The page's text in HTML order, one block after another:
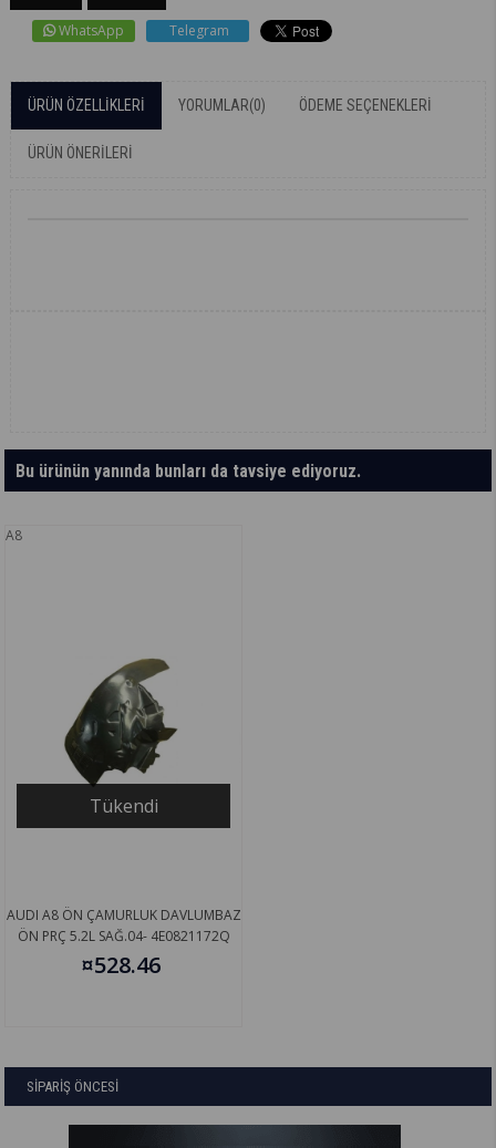
WhatsApp Telegram
ÜRÜN ÖZELLIKLERI YORUMLAR(0) ÖDEME SEÇENEKLERI
ÜRÜN ÖNERILERI
Bu ürünün yanında bunları da tavsiye ediyoruz.
A8
Tükendi
AUDI A8 ÖN ÇAMURLUK DAVLUMBAZ
ÖN PRÇ 5.2L SAĞ.04- 4E0821172Q
¤528.46
SİPARİŞ ÖNCESİ